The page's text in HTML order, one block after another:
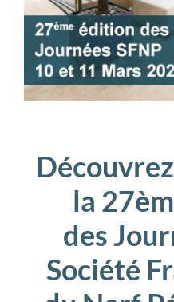
la
des
Société